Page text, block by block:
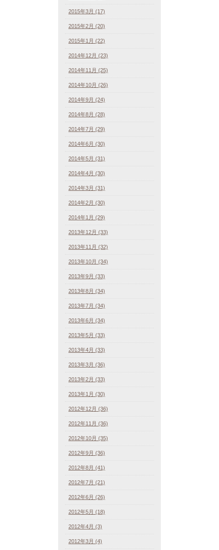
2015年3月 (17)
2015年2月 (20)
2015年1月 (22)
2014年12月 (23)
2014年11月 (25)
2014年10月 (26)
2014年9月 (24)
2014年8月 (28)
2014年7月 (29)
2014年6月 (30)
2014年5月 (31)
2014年4月 (30)
2014年3月 (31)
2014年2月 (30)
2014年1月 (29)
2013年12月 (33)
2013年11月 (32)
2013年10月 (34)
2013年9月 (33)
2013年8月 (34)
2013年7月 (34)
2013年6月 (34)
2013年5月 (33)
2013年4月 (33)
2013年3月 (36)
2013年2月 (33)
2013年1月 (30)
2012年12月 (36)
2012年11月 (36)
2012年10月 (35)
2012年9月 (36)
2012年8月 (41)
2012年7月 (21)
2012年6月 (26)
2012年5月 (18)
2012年4月 (3)
2012年3月 (4)